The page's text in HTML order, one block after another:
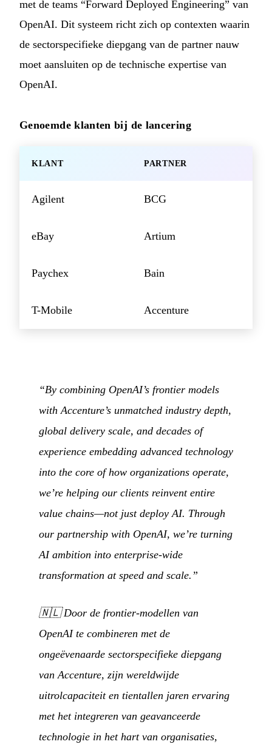
met de teams “Forward Deployed Engineering” van
OpenAI. Dit systeem richt zich op contexten waarin
de sectorspecifieke diepgang van de partner nauw
moet aansluiten op de technische expertise van
OpenAI.
Genoemde klanten bij de lancering
KLANT PARTNER
Agilent BCG
eBay Artium
Paychex Bain
T-Mobile Accenture
“By combining OpenAI’s frontier models
with Accenture’s unmatched industry depth,
global delivery scale, and decades of
experience embedding advanced technology
into the core of how organizations operate,
we’re helping our clients reinvent entire
value chains—not just deploy AI. Through
our partnership with OpenAI, we’re turning
AI ambition into enterprise-wide
transformation at speed and scale.”
🇳🇱Door de frontier-modellen van
OpenAI te combineren met de
ongeëvenaarde sectorspecifieke diepgang
van Accenture, zijn wereldwijde
uitrolcapaciteit en tientallen jaren ervaring
met het integreren van geavanceerde
technologie in het hart van organisaties,